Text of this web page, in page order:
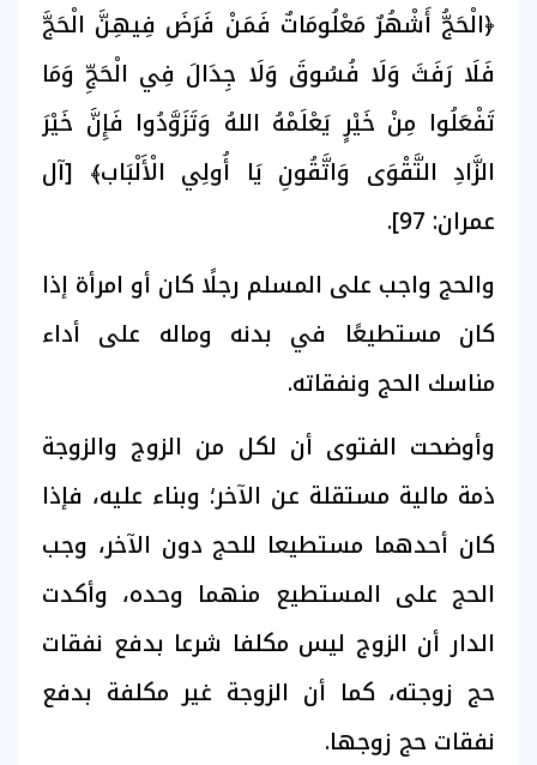
﴿الْحَجُّ أَشْهُرٌ مَعْلُومَاتٌ فَمَنْ فَرَضَ فِيهِنَّ الْحَجَّ
فَلَا رَفَثَ وَلَا فُسُوقَ وَلَا جِدَالَ فِي الْحَجِّ وَمَا
تَفْعَلُوا مِنْ خَيْرٍ يَعْلَمْهُ اللهُ وَتَزَوَّدُوا فَإِنَّ خَيْرَ
الزَّادِ التَّقْوَى وَاتَّقُونِ يَا أُولِي الْأَلْبَاب﴾ [آل
عمران: 97].
والحج واجب على المسلم رجلًا كان أو امرأة إذا
كان مستطيعًا في بدنه وماله على أداء
مناسك الحج ونفقاته.
وأوضحت الفتوى أن لكل من الزوج والزوجة
ذمة مالية مستقلة عن الآخر؛ وبناء عليه، فإذا
كان أحدهما مستطيعا للحج دون الآخر، وجب
الحج على المستطيع منهما وحده، وأكدت
الدار أن الزوج ليس مكلفا شرعا بدفع نفقات
حج زوجته، كما أن الزوجة غير مكلفة بدفع
نفقات حج زوجها.